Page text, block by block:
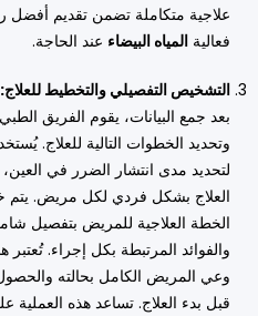
علاجية متكاملة تضمن تقديم أفضل
فعالية المياه البيضاء عند الحاجة.
التشخيص التفصيلي والتخطيط للعلاج:
بعد جمع البيانات، يقوم الفريق
وتحديد الخطوات التالية للعلاج.
لتحديد مدى انتشار الضرر في
العلاج بشكل فردي لكل مريض. يتم
الخطة العلاجية للمريض بتفصيل
والفوائد المرتبطة بكل إجراء.
وعي المريض الكامل بحالته
قبل بدء العلاج. تساعد هذه العملية